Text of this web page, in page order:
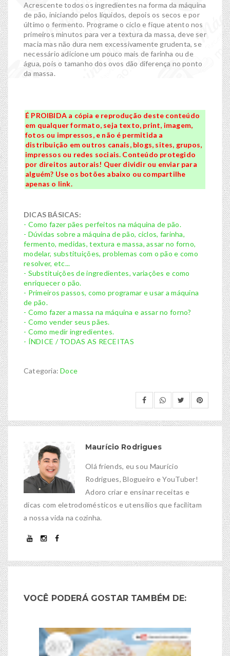
Acrescente todos os ingredientes na forma da máquina
de pão, iniciando pelos líquidos, depois os secos e por
último o fermento. Programe o ciclo e fique atento nos
primeiros minutos para ver a textura da massa, deve ser
macia mas não dura nem excessivamente grudenta, se
necessário adicione um pouco mais de farinha ou de
água, pois o tamanho dos ovos dão diferença no ponto
da massa.
É PROIBIDA a cópia e reprodução deste conteúdo
em qualquer formato, seja texto, print, imagem,
fotos ou impressos, e não é permitida a
distribuição em outros canais, blogs, sites, grupos,
impressos ou redes sociais. Conteúdo protegido
por direitos autorais! Quer dividir ou enviar para
alguém? Use os botões abaixo ou compartilhe
apenas o link.
DICAS BÁSICAS:
- Como fazer pães perfeitos na máquina de pão.
- Dúvidas sobre a máquina de pão, ciclos, farinha,
fermento, medidas, textura e massa, assar no forno,
modelar, substituições, problemas com o pão e como
resolver, etc...
- Substituições de ingredientes, variações e como
enriquecer o pão.
- Primeiros passos, como programar e usar a máquina
de pão.
- Como fazer a massa na máquina e assar no forno?
- Como vender seus pães.
- Como medir ingredientes.
- ÍNDICE / TODAS AS RECEITAS
Categoria:Doce
Maurício Rodrigues
Olá friends, eu sou Maurício
Rodrigues, Blogueiro e YouTuber!
Adoro criar e ensinar receitas e
dicas com eletrodomésticos e utensílios que facilitam
a nossa vida na cozinha.
VOCÊ PODERÁ GOSTAR TAMBÉM DE: